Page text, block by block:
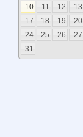
10
11 12 13
17
18 19 20
24
25 26 27
31